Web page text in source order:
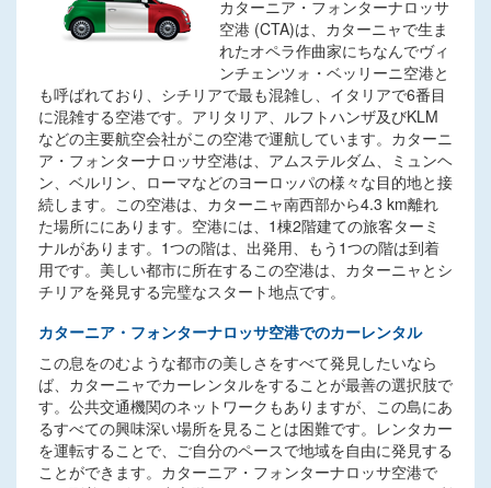
カターニア・フォンターナロッサ
空港 (CTA)は、カターニャで生ま
れたオペラ作曲家にちなんでヴィ
ンチェンツォ・ベッリーニ空港と
も呼ばれており、シチリアで最も混雑し、イタリアで6番目
に混雑する空港です。アリタリア、ルフトハンザ及びKLM
などの主要航空会社がこの空港で運航しています。カターニ
ア・フォンターナロッサ空港は、アムステルダム、ミュンヘ
ン、ベルリン、ローマなどのヨーロッパの様々な目的地と接
続します。この空港は、カターニャ南西部から4.3 km離れ
た場所ににあります。空港には、1棟2階建ての旅客ターミ
ナルがあります。1つの階は、出発用、もう1つの階は到着
用です。美しい都市に所在するこの空港は、カターニャとシ
チリアを発見する完璧なスタート地点です。
カターニア・フォンターナロッサ空港でのカーレンタル
この息をのむような都市の美しさをすべて発見したいなら
ば、カターニャでカーレンタルをすることが最善の選択肢で
す。公共交通機関のネットワークもありますが、この島にあ
るすべての興味深い場所を見ることは困難です。レンタカー
を運転することで、ご自分のペースで地域を自由に発見する
ことができます。カターニア・フォンターナロッサ空港で